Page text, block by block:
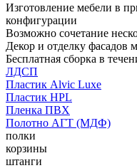
Изготовление мебели в
конфигурации
Возможно сочетание
Декор и отделку
Бесплатная сборка в
ЛДСП
Пластик Alvic Luxe
Пластик HPL
Пленка ПВХ
Полотно АГТ (МДФ)
полки
корзины
штанги